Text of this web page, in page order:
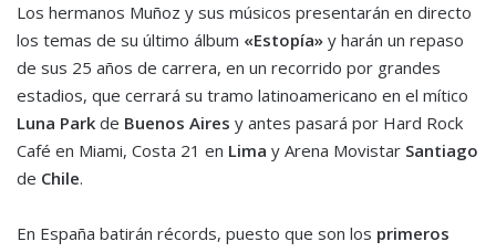
Los hermanos Muñoz y sus músicos presentarán en directo
los temas de su último álbum «Estopía» y harán un repaso
de sus 25 años de carrera, en un recorrido por grandes
estadios, que cerrará su tramo latinoamericano en el mítico
Luna Park de Buenos Aires y antes pasará por Hard Rock
Café en Miami, Costa 21 en Lima y Arena Movistar Santiago
de Chile.
En España batirán récords, puesto que son los primeros